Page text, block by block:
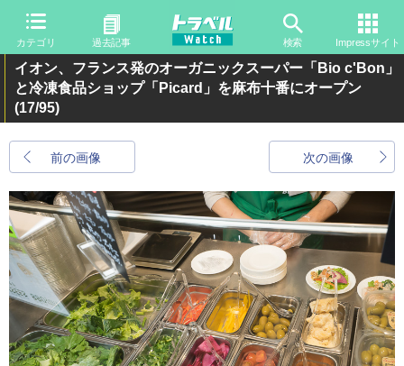
カテゴリ 過去記事 検索 Impressサイト
イオン、フランス発のオーガニックスーパー「Bio c'Bon」
と冷凍食品ショップ「Picard」を麻布十番にオープン
(17/95)
前の画像 次の画像